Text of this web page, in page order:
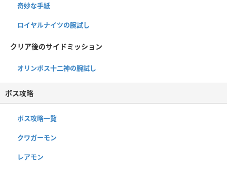
奇妙な手紙
ロイヤルナイツの腕試し
クリア後のサイドミッション
オリンポス十二神の腕試し
ボス攻略
ボス攻略一覧
クワガーモン
レアモン